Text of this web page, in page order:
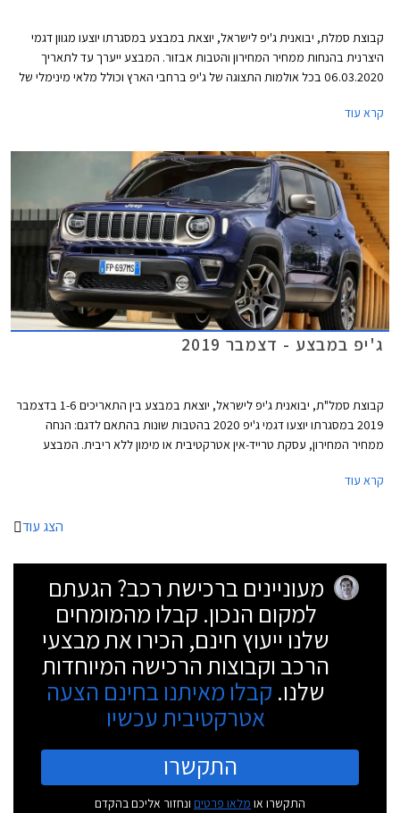
קבוצת סמלת, יבואנית ג'יפ לישראל, יוצאת במבצע במסגרתו יוצעו מגוון דגמי
היצרנית בהנחות ממחיר המחירון והטבות אבזור. המבצע ייערך עד לתאריך
06.03.2020 בכל אולמות התצוגה של ג'יפ ברחבי הארץ וכולל מלאי מינימלי של
קרא עוד
ג'יפ במבצע - דצמבר 2019
קבוצת סמל"ת, יבואנית ג'יפ לישראל, יוצאת במבצע בין התאריכים 1-6 בדצמבר
2019 במסגרתו יוצעו דגמי ג'יפ 2020 בהטבות שונות בהתאם לדגם: הנחה
ממחיר המחירון, עסקת טרייד-אין אטרקטיבית או מימון ללא ריבית. המבצע
קרא עוד
הצג עוד
מעוניינים ברכישת רכב? הגעתם
למקום הנכון. קבלו מהמומחים
שלנו ייעוץ חינם, הכירו את מבצעי
הרכב וקבוצות הרכישה המיוחדות
שלנו. קבלו מאיתנו בחינם הצעה
אטרקטיבית עכשיו
התקשרו
התקשרו או מלאו פרטים ונחזור אליכם בהקדם